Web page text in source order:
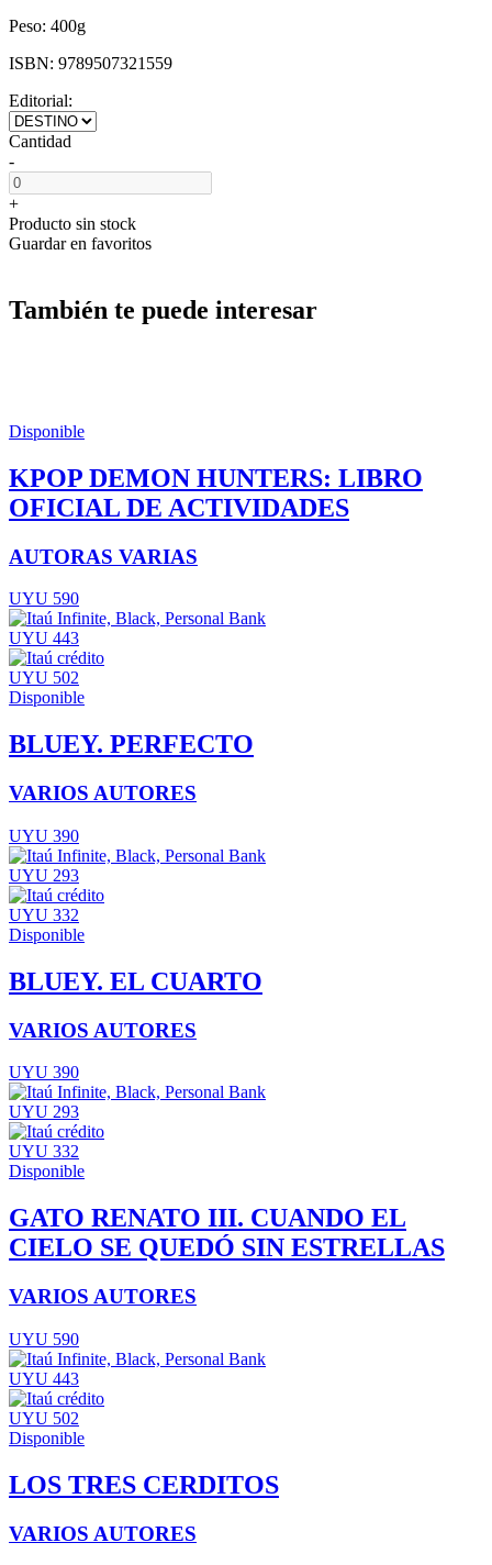
Peso: 400g
ISBN: 9789507321559
Editorial:
Cantidad
-
+
Producto sin stock
Guardar en favoritos
También te puede interesar
Disponible
KPOP DEMON HUNTERS: LIBRO
OFICIAL DE ACTIVIDADES
AUTORAS VARIAS
UYU 590
UYU 443
UYU 502
Disponible
BLUEY. PERFECTO
VARIOS AUTORES
UYU 390
UYU 293
UYU 332
Disponible
BLUEY. EL CUARTO
VARIOS AUTORES
UYU 390
UYU 293
UYU 332
Disponible
GATO RENATO III. CUANDO EL
CIELO SE QUEDÓ SIN ESTRELLAS
VARIOS AUTORES
UYU 590
UYU 443
UYU 502
Disponible
LOS TRES CERDITOS
VARIOS AUTORES